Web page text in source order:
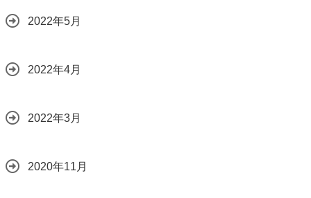
2022年5月
2022年4月
2022年3月
2020年11月